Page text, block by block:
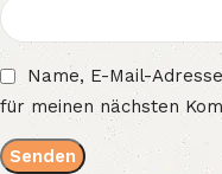
Name, E-Mail-
für meinen nächsten